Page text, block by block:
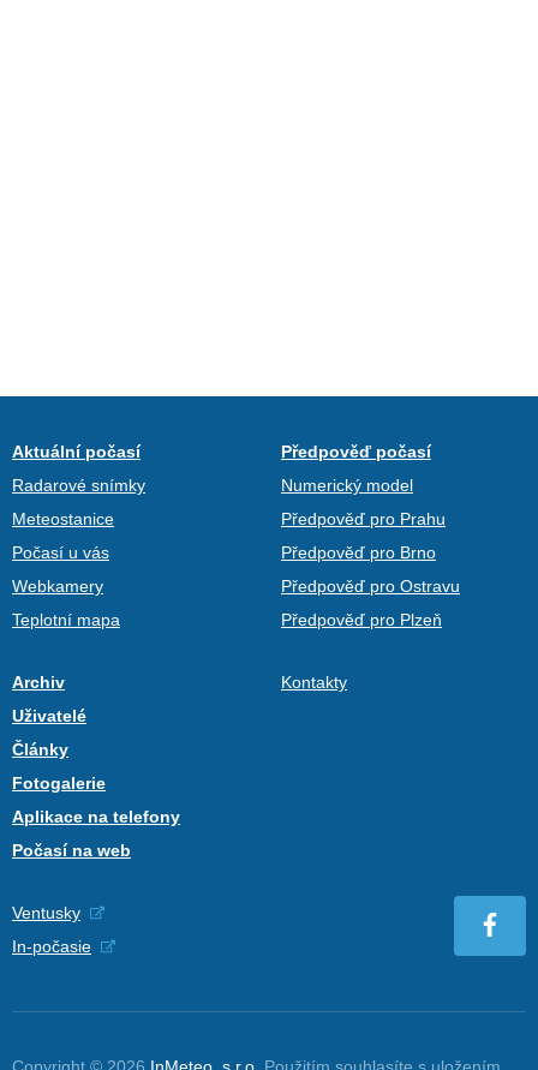
Aktuální počasí
Radarové snímky
Meteostanice
Počasí u vás
Webkamery
Teplotní mapa
Předpověď počasí
Numerický model
Předpověď pro Prahu
Předpověď pro Brno
Předpověď pro Ostravu
Předpověď pro Plzeň
Archiv
Uživatelé
Články
Fotogalerie
Aplikace na telefony
Počasí na web
Kontakty
Ventusky
In-počasie
Copyright © 2026 InMeteo, s.r.o. Použitím souhlasíte s uložením